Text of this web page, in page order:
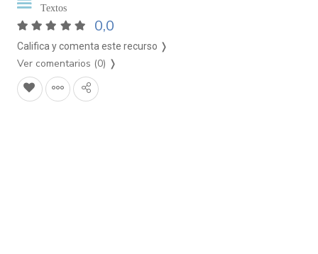
Textos
0,0
Califica y comenta este recurso ❭
Ver comentarios (0) ❭